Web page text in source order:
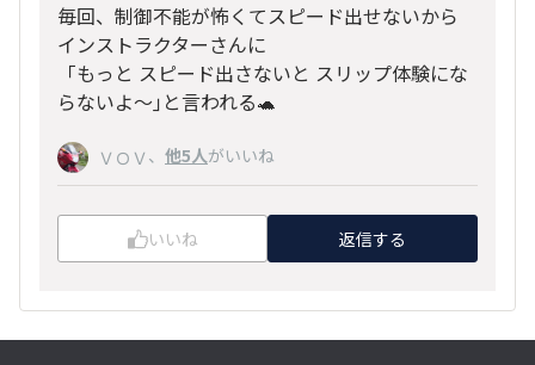
毎回、制御不能が怖くてスピード出せないから
インストラクターさんに
「もっと スピード出さないと スリップ体験にな
らないよ〜｣と言われる🐢
ＶＯＶ 、 他5人がいいね
いいね 返信する